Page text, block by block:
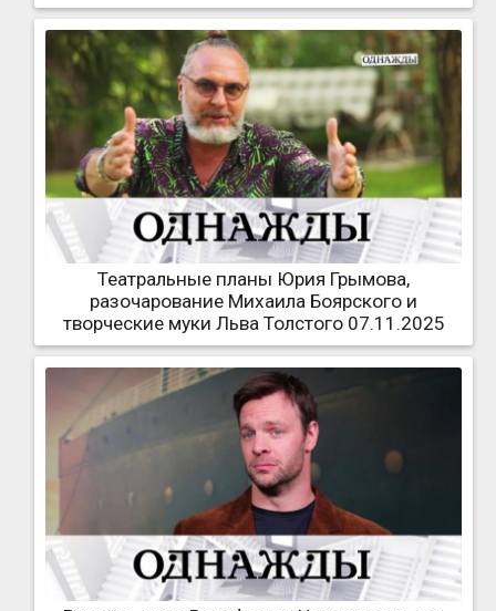
Театральные планы Юрия Грымова,
разочарование Михаила Боярского и
творческие муки Льва Толстого 07.11.2025